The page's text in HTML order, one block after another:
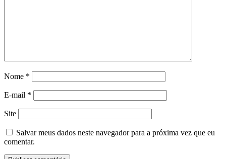
Nome *
E-mail *
Site
Salvar meus dados neste navegador para a próxima vez que eu
comentar.